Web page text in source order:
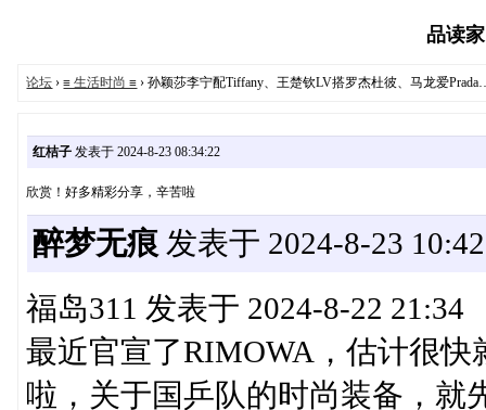
品读
论坛 ›≡ 生活时尚 ≡ › 孙颖莎李宁配Tiffany、王楚钦LV搭罗杰杜彼、马龙爱
红桔子 发表于 2024-8-23 08:34:22
欣赏！好多精彩分享，辛苦啦
醉梦无痕 发表于 2024-8-23
福岛311 发表于 2024-8-22 21:34
最近官宣了RIMOWA，估计很快
啦，关于国乒队的时尚装备，就